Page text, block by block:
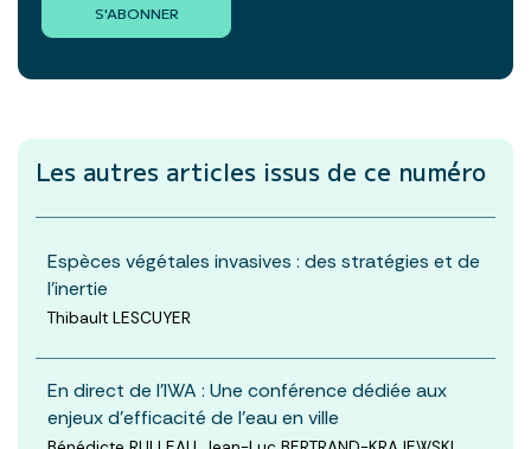
S'ABONNER
Les autres articles issus de ce numéro
Espèces végétales invasives : des stratégies et de
l’inertie
Thibault LESCUYER
En direct de l'IWA : Une conférence dédiée aux
enjeux d’efficacité de l’eau en ville